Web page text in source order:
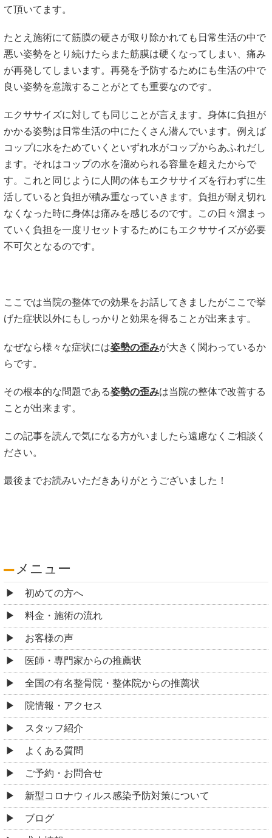
て頂いてます。
たとえ施術にて筋膜の硬さが取り除かれても日常生活の中で
悪い姿勢をとり続けたらまた筋膜は硬くなってしまい、痛み
が再発してしまいます。再発を予防するためにも生活の中で
良い姿勢を意識することがとても重要なのです。
エクササイズに対しても同じことが言えます。身体に負担が
かかる姿勢は日常生活の中にたくさん潜んでいます。例えば
コップに水をためていくといずれ水がコップからあふれだし
ます。それはコップの水を溜められる容量を超えたからで
す。これと同じように人間の体もエクササイズを行わずに生
活していると負担が積み重なっていきます。負担が耐え切れ
なくなった時に身体は痛みを感じるのです。この日々溜まっ
ていく負担を一度リセットするためにもエクササイズが必要
不可欠となるのです。
ここでは当院の整体での効果をお話してきましたがここで挙
げた症状以外にもしっかりと効果を得ることが出来ます。
なぜなら様々な症状には姿勢の歪みが大きく関わっているか
らです。
その根本的な問題である姿勢の歪みは当院の整体で改善する
ことが出来ます。
この記事を読んで気になる方がいましたら遠慮なくご相談く
ださい。
最後までお読みいただきありがとうございました！
メニュー
初めての方へ
料金・施術の流れ
お客様の声
医師・専門家からの推薦状
全国の有名整骨院・整体院からの推薦状
院情報・アクセス
スタッフ紹介
よくある質問
ご予約・お問合せ
新型コロナウィルス感染予防対策について
ブログ